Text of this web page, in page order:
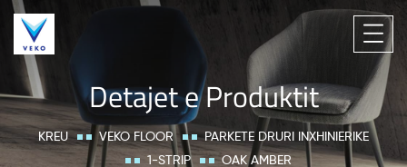
Detajet e Produktit
KREU VEKO FLOOR
PARKETE DRURI INXHINIERIKE
1-STRIP
OAK AMBER